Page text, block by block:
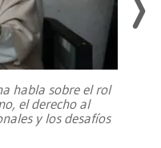
habla sobre el rol
el derecho al
y los desafíos